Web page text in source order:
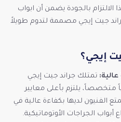
الالتزام بالجودة يضمن أن ابواب
جيت إيجي مصممة لتدوم طويلاً
إيجي؟
تمتلك جراند جيت إيجي
متخصصاً، يلتزم بأعلى معايير
الفنيون لديها بكفاءة عالية في
الجراجات الأوتوماتيكية.